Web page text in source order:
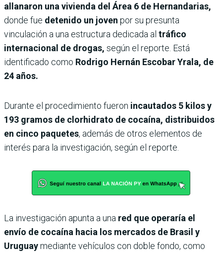
allanaron una vivienda del Área 6 de Hernandarias,
donde fue detenido un joven por su presunta
vinculación a una estructura dedicada al tráfico
internacional de drogas, según el reporte. Está
identificado como Rodrigo Hernán Escobar Yrala, de
24 años.
Durante el procedimiento fueron incautados 5 kilos y
193 gramos de clorhidrato de cocaína, distribuidos
en cinco paquetes, además de otros elementos de
interés para la investigación, según el reporte.
La investigación apunta a una red que operaría el
envío de cocaína hacia los mercados de Brasil y
Uruguaymediante vehículos con doble fondo, como